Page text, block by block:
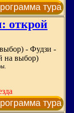
тура
открой
- Фудзи -
на выбор)
тура